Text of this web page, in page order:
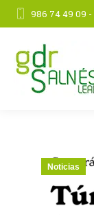
986 74 49 09 -
Noticias